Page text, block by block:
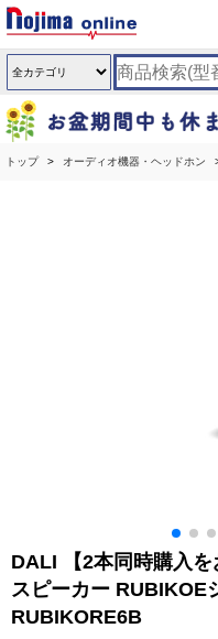
トップ オーディオ機器・ヘッドホン
DALI 【2本同時購入
スピーカー RUBIKOE
RUBIKORE6B